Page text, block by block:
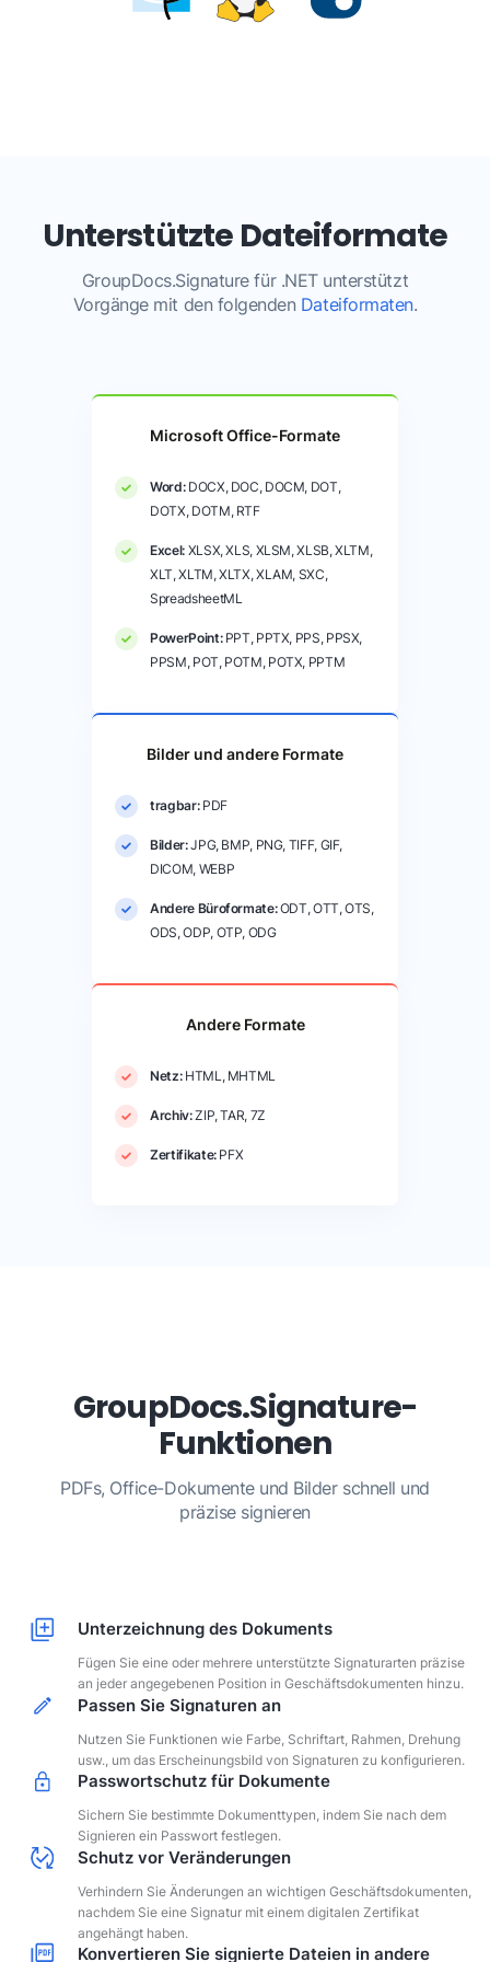
Unterstützte Dateiformate
GroupDocs.Signature für .NET unterstützt
Vorgänge mit den folgenden Dateiformaten.
Microsoft Office-Formate
Word:DOCX, DOC, DOCM, DOT,
DOTX, DOTM, RTF
Excel:XLSX, XLS, XLSM, XLSB, XLTM,
XLT, XLTM, XLTX, XLAM, SXC,
SpreadsheetML
PowerPoint:PPT, PPTX, PPS, PPSX,
PPSM, POT, POTM, POTX, PPTM
Bilder und andere Formate
tragbar:PDF
Bilder:JPG, BMP, PNG, TIFF, GIF,
DICOM, WEBP
Andere Büroformate:ODT, OTT, OTS,
ODS, ODP, OTP, ODG
Andere Formate
Netz:HTML, MHTML
Archiv:ZIP, TAR, 7Z
Zertifikate:PFX
GroupDocs.Signature-
Funktionen
PDFs, Office-Dokumente und Bilder schnell und
präzise signieren
Unterzeichnung des Dokuments
Fügen Sie eine oder mehrere unterstützte Signaturarten präzise
an jeder angegebenen Position in Geschäftsdokumenten hinzu.
Passen Sie Signaturen an
Nutzen Sie Funktionen wie Farbe, Schriftart, Rahmen, Drehung
usw., um das Erscheinungsbild von Signaturen zu konfigurieren.
Passwortschutz für Dokumente
Sichern Sie bestimmte Dokumenttypen, indem Sie nach dem
Signieren ein Passwort festlegen.
Schutz vor Veränderungen
Verhindern Sie Änderungen an wichtigen Geschäftsdokumenten,
nachdem Sie eine Signatur mit einem digitalen Zertifikat
angehängt haben.
Konvertieren Sie signierte Dateien in andere